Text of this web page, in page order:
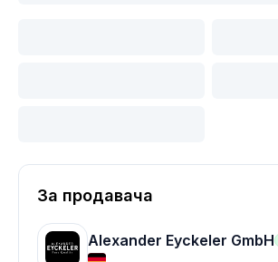
За продавача
Alexander Eyckeler GmbH